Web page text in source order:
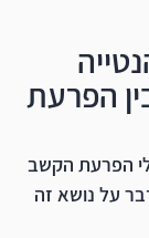
הפרעת
הפרעת הקשב
על נושא זה